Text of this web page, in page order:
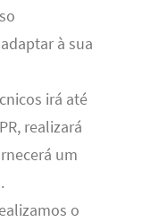
à sua
irá até
realizará
um
o